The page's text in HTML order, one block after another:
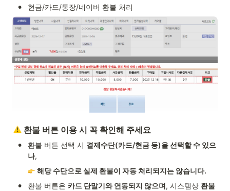
• 현금/카드/통장/네이버 환불 처리
환불 버튼 이용 시 꼭 확인해 주세요
• 환불 버튼 선택 시 결제수단(카드/현금 등)을 선택할 수 있으
나,
해당 수단으로 실제 환불이 자동 처리되지는 않습니다.
• 환불 버튼은 카드 단말기와 연동되지 않으며, 시스템상 환불